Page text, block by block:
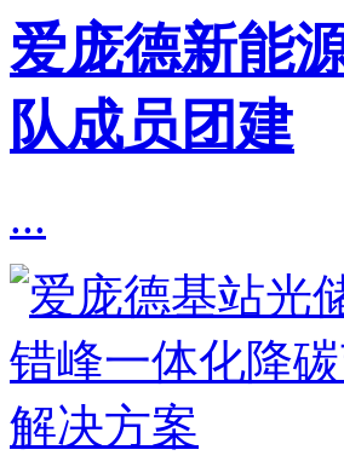
爱庞德新能
队成员团建
...